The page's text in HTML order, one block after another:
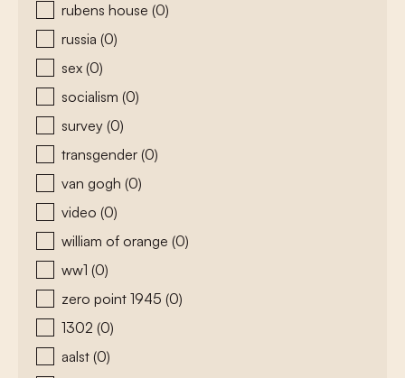
rubens house (0)
russia (0)
sex (0)
socialism (0)
survey (0)
transgender (0)
van gogh (0)
video (0)
william of orange (0)
ww1 (0)
zero point 1945 (0)
1302 (0)
aalst (0)